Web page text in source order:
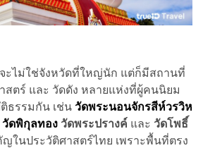
จะไม่ใช่จังหวัดที่ใหญ่นัก แต่ก็มีสถานที่
สตร์ และ วัดดัง หลายแห่งที่ผู้คนนิยม
ธรรมกัน เช่น วัดพระนอนจักรสีห์วรวิห
วัดพิกุลทอง วัดพระปรางค์ และ วัดโพธิ์
ในประวัติศาสตร์ไทย เพราะพื้นที่ตรง